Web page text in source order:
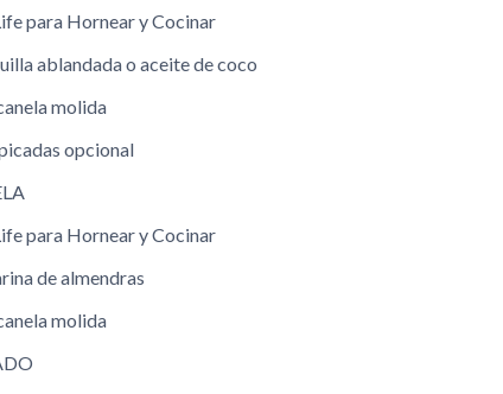
para Hornear y Cocinar
ablandada o aceite de coco
molida
opcional
para Hornear y Cocinar
de almendras
molida